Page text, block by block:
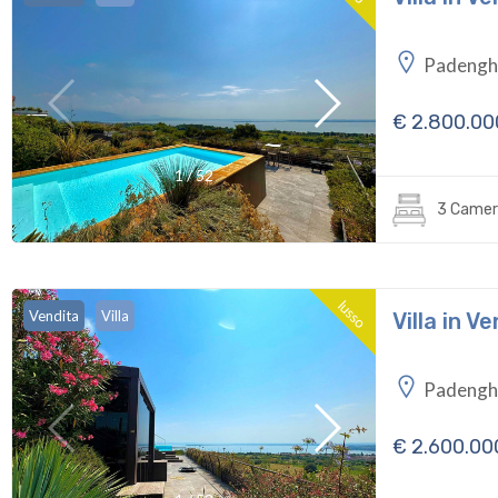
1/52
€
3
Vendita Villa lusso Villa in
€